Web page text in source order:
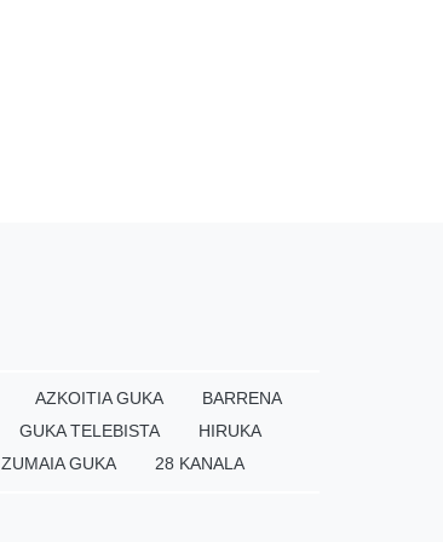
AZKOITIA GUKA
BARRENA
GUKA TELEBISTA
HIRUKA
ZUMAIA GUKA 28 KANALA